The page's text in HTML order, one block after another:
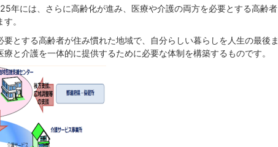
年には、さらに高齢化が進み、医療や介護の両方を必要とする高齢者
。
とする高齢者が住み慣れた地域で、自分らしい暮らしを人生の最後ま
と介護を一体的に提供するために必要な体制を構築するものです。